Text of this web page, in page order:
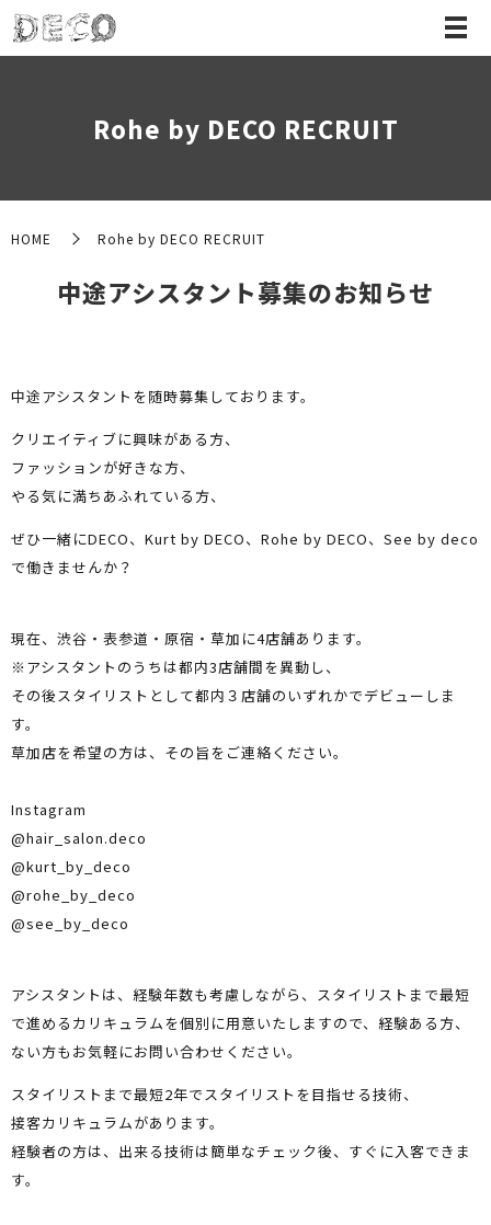
Rohe by DECO RECRUIT
HOME Rohe by DECO RECRUIT
中途アシスタント募集のお知らせ
中途アシスタントを随時募集しております。
クリエイティブに興味がある方、
ファッションが好きな方、
やる気に満ちあふれている方、
ぜひ一緒にDECO、 Kurt by DECO、 Rohe by DECO、 See by deco
で働きませんか？
現在、渋谷・表参道・原宿・草加に4店舗あります。
※アシスタントのうちは都内3店舗間を異動し、
その後スタイリストとして都内３店舗のいずれかでデビューしま
す。
草加店を希望の方は、その旨をご連絡ください。
Instagram
@hair_salon.deco
@kurt_by_deco
@rohe_by_deco
@see_by_deco
アシスタントは、経験年数も考慮しながら、スタイリストまで最短
で進めるカリキュラムを個別に用意いたしますので、経験ある方、
ない方もお気軽にお問い合わせください。
スタイリストまで最短2年でスタイリストを目指せる技術、
接客カリキュラムがあります。
経験者の方は、出来る技術は簡単なチェック後、すぐに入客できま
す。